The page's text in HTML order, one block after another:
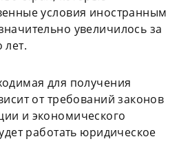
условия иностранным
увеличилось за
лет.
для получения
от требований законов
и экономического
работать юридическое